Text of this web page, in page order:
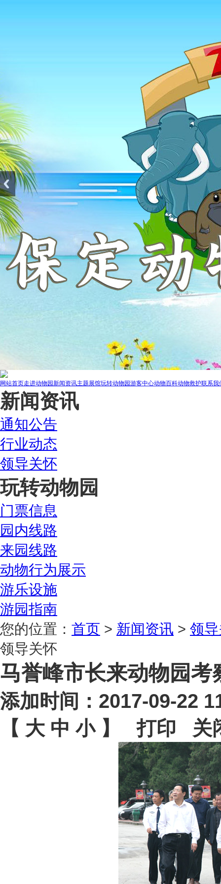
网站首页走进动物园新闻资讯主题展馆玩转动物园游客中心动物百科动物救护联系我
新闻资讯
通知公告
行业动态
领导关怀
玩转动物园
门票信息
园内线路
来园线路
动物行为展示
游乐设施
游园指南
您的位置： 首页 > 新闻资讯 > 领
领导关怀
马誉峰市长来动物园考
添加时间：2017-09-22
【 大 中 小】打印 关